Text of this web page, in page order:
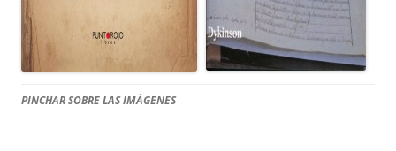
PINCHAR SOBRE LAS IMÁGENES